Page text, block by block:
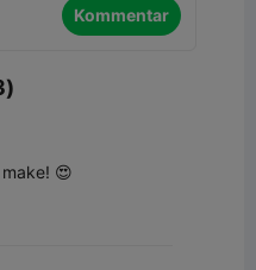
Kommentar
😍